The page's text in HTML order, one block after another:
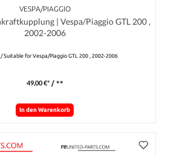
VESPA/PIAGGIO
| Vespa/Piaggio GTL 200 ,
2002-2006
Suitable for Vespa/Piaggio GTL 200 , 2002-2006
49,00 €* / **
In den Warenkorb